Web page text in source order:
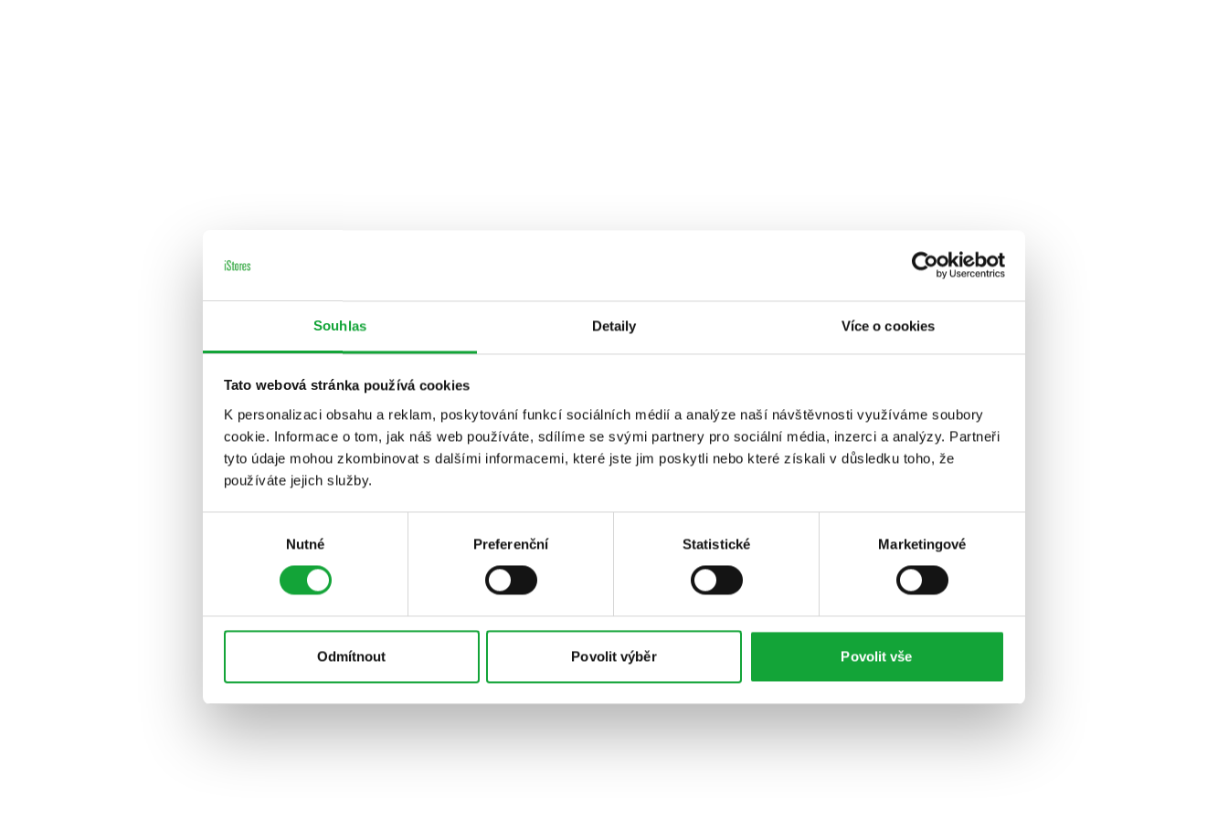
Souhlas Detaily Více o cookies
Tato webová stránka používá cookies
K personalizaci obsahu a reklam, poskytování funkcí sociálních médií a analýze naší návštěvnosti využíváme soubory
cookie. Informace o tom, jak náš web používáte, sdílíme se svými partnery pro sociální média, inzerci a analýzy. Partneři
tyto údaje mohou zkombinovat s dalšími informacemi, které jste jim poskytli nebo které získali v důsledku toho, že
používáte jejich služby.
Nutné Preferenční Statistické Marketingové
Odmítnout Povolit výběr Povolit vše